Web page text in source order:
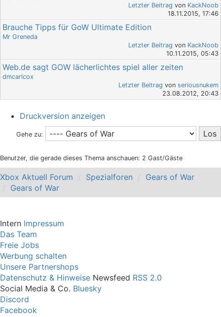
Letzter Beitrag von KackNoob
18.11.2015, 17:46
Brauche Tipps für GoW Ultimate Edition
Mr Greneda
Letzter Beitrag von KackNoob
10.11.2015, 05:43
Web.de sagt GOW lächerlichtes spiel aller zeiten
dmcarlcox
Letzter Beitrag von seriousnukem
23.08.2012, 20:43
Druckversion anzeigen
Gehe zu:
Benutzer, die gerade dieses Thema anschauen: 2 Gast/Gäste
Xbox Aktuell Forum Spezialforen
Gears of War
Gears of War
Intern Impressum
Das Team
Freie Jobs
Werbung schalten
Unsere Partnershops
Datenschutz & Hinweise Newsfeed RSS 2.0
Social Media & Co. Bluesky
Discord
Facebook